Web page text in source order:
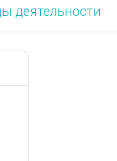
деятельности